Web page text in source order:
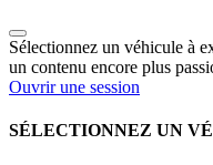
Sélectionnez un véhicule à
un contenu encore plus
Ouvrir une session
SÉLECTIONNEZ UN